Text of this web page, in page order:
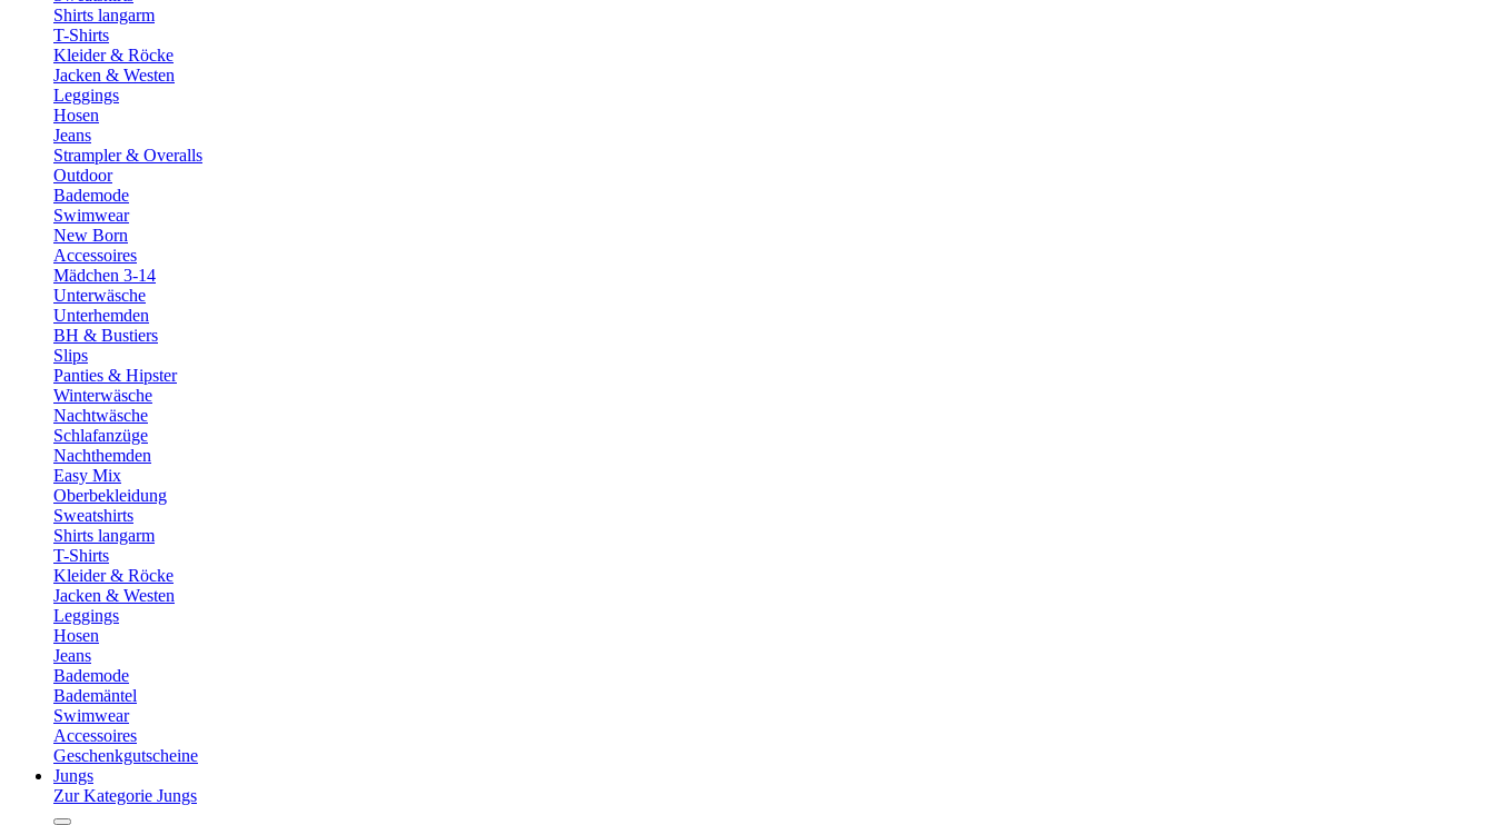
Shirts langarm
T-Shirts
Kleider & Röcke
Jacken & Westen
Leggings
Hosen
Jeans
Strampler & Overalls
Outdoor
Bademode
Swimwear
New Born
Accessoires
Mädchen 3-14
Unterwäsche
Unterhemden
BH & Bustiers
Slips
Panties & Hipster
Winterwäsche
Nachtwäsche
Schlafanzüge
Nachthemden
Easy Mix
Oberbekleidung
Sweatshirts
Shirts langarm
T-Shirts
Kleider & Röcke
Jacken & Westen
Leggings
Hosen
Jeans
Bademode
Bademäntel
Swimwear
Accessoires
Geschenkgutscheine
Jungs
Zur Kategorie Jungs